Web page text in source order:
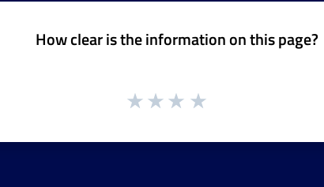
How clear is the information on this page?